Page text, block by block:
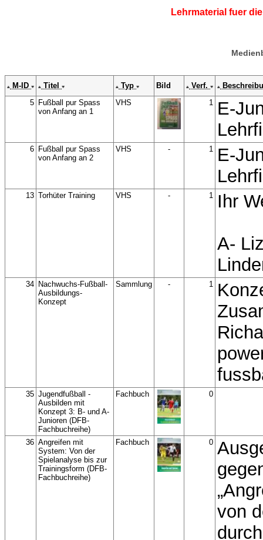
Lehrmaterial fuer
M-ID Titel Typ Bild Verf.
5 Fußball pur Spass
von Anfang an 1
VHS 1 E-
6 Fußball pur Spass
von Anfang an 2
VHS - 1 E-
13 Torhüter Training VHS - 1 Ihr
A-
34 Nachwuchs-Fußball-
Ausbildungs-
Konzept
Sammlung - 1
35 Jugendfußball -
Ausbilden mit
Konzept 3: B- und A-
Junioren (DFB-
Fachbuchreihe)
Fachbuch 0
36 Angreifen mit
System: Von der
Spielanalyse bis zur
Trainingsform (DFB-
Fachbuchreihe)
Fachbuch 0
von